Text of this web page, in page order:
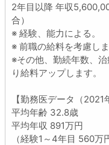
2年目以降 年収
合）
※ 経験、能力による。
※ 前職の給料を考慮しま
※その他、勤続年数、
り給料アップします。
【勤務医データ（2021
平均年齢 32.8歳
平均年収 891万円
（経験1～4年目 560万